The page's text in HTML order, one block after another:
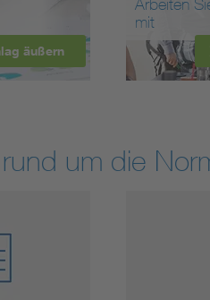
äußern
Arbeiten
mit
um die